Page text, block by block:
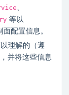
等以
面配置信息。
理解的（遵
并将这些信息